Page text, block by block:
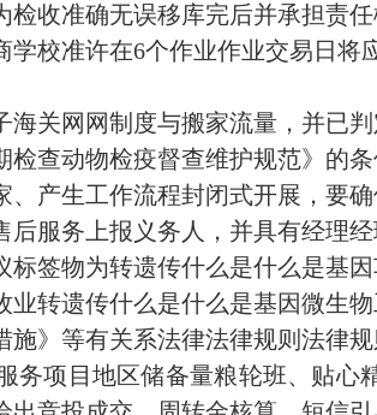
收准确无误移库完后并承担责
校准许在6个作业作业交易日将
关网网制度与搬家流量，并已
查动物检疫督查维护规范》的
产生工作流程封闭式开展，要
服务上报义务人，并具有经理
签物为转遗传什么是什么是基
转遗传什么是什么是基因微生
》等有关系法律法律规则法律规
务项目地区储备量粮轮班、贴心